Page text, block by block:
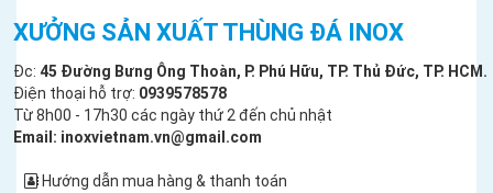
XƯỞNG SẢN XUẤT THÙNG ĐÁ INOX
Đc: 45 Đường Bưng Ông Thoàn, P. Phú Hữu, TP. Thủ Đức, TP. HCM.
Điện thoại hỗ trợ: 0939578578
Từ 8h00 - 17h30 các ngày thứ 2 đến chủ nhật
Email: inoxvietnam.vn@gmail.com
Hướng dẫn mua hàng & thanh toán